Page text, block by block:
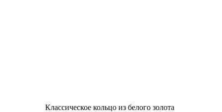
Классическое кольцо из белого золота